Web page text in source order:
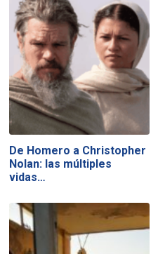
De Homero a Christopher
Nolan: las múltiples
vidas…